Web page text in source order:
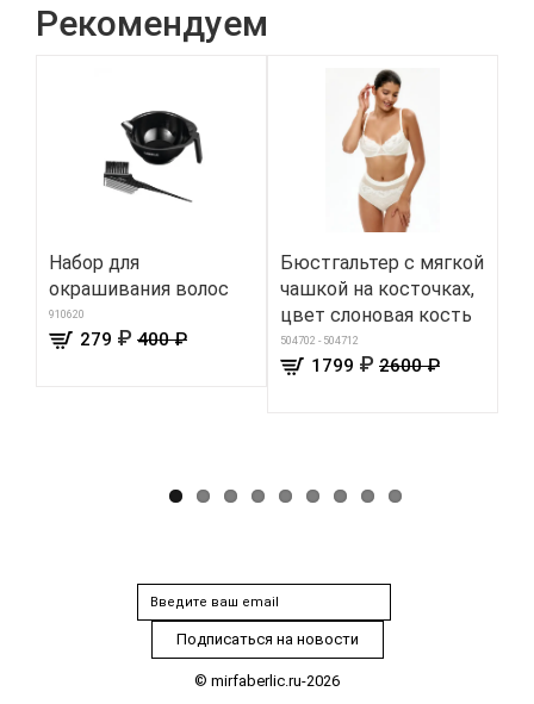
Рекомендуем
Набор для
окрашивания волос
910620
279 ₽ 400 ₽
Бюстгальтер с мягкой
чашкой на косточках,
цвет слоновая кость
504702 - 504712
1799 ₽ 2600 ₽
© mirfaberlic.ru-2026